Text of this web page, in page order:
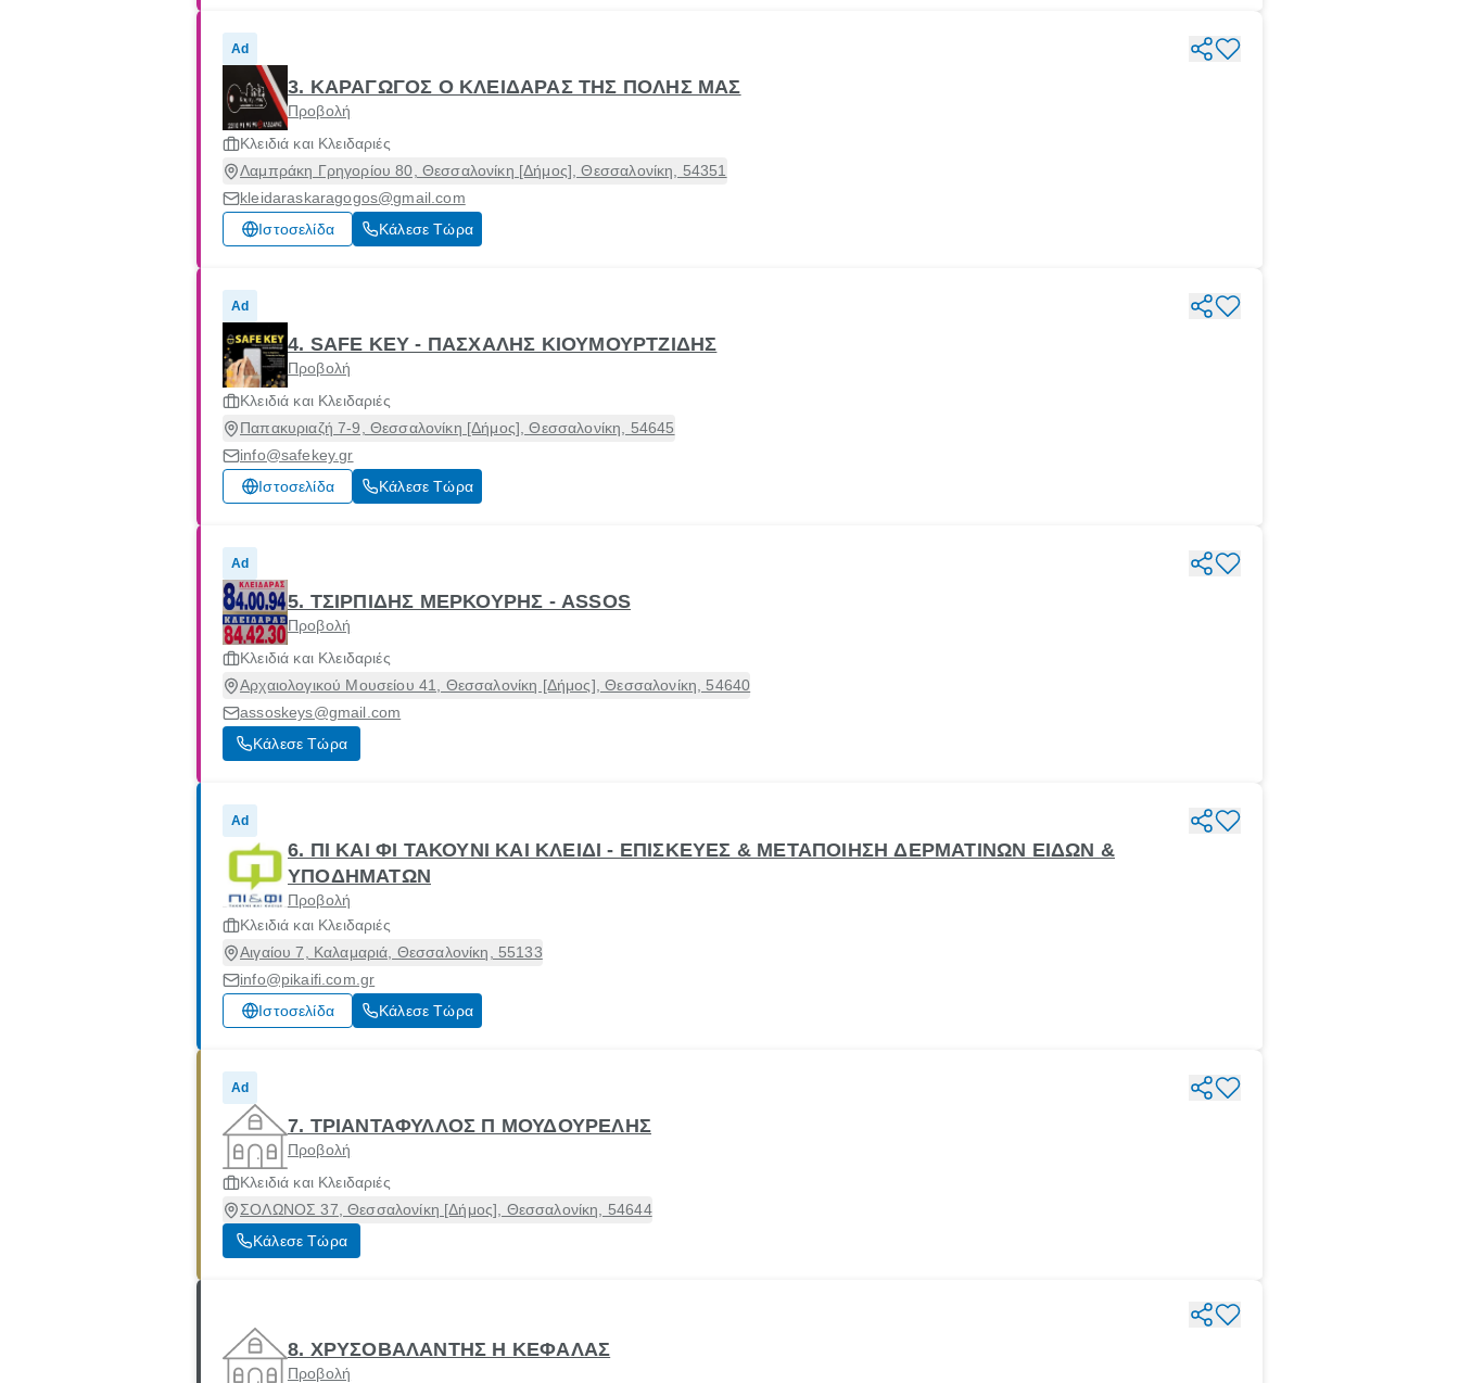
Ad
3. ΚΑΡΑΓΩΓΟΣ Ο ΚΛΕΙΔΑΡΑΣ ΤΗΣ ΠΟΛΗΣ ΜΑΣ
Προβολή
Κλειδιά και Κλειδαριές
Λαμπράκη Γρηγορίου 80, Θεσσαλονίκη [Δήμος], Θεσσαλονίκη, 54351
kleidaraskaragogos@gmail.com
Ιστοσελίδα
Κάλεσε Τώρα
Ad
4. SAFE KEY - ΠΑΣΧΑΛΗΣ ΚΙΟΥΜΟΥΡΤΖΙΔΗΣ
Προβολή
Κλειδιά και Κλειδαριές
Παπακυριαζή 7-9, Θεσσαλονίκη [Δήμος], Θεσσαλονίκη, 54645
info@safekey.gr
Ιστοσελίδα
Κάλεσε Τώρα
Ad
5. ΤΣΙΡΠΙΔΗΣ ΜΕΡΚΟΥΡΗΣ - ASSOS
Προβολή
Κλειδιά και Κλειδαριές
Αρχαιολογικού Μουσείου 41, Θεσσαλονίκη [Δήμος], Θεσσαλονίκη, 54640
assoskeys@gmail.com
Κάλεσε Τώρα
Ad
6. ΠΙ ΚΑΙ ΦΙ ΤΑΚΟΥΝΙ ΚΑΙ ΚΛΕΙΔΙ - ΕΠΙΣΚΕΥΕΣ & ΜΕΤΑΠΟΙΗΣΗ ΔΕΡΜΑΤΙΝΩΝ ΕΙΔΩΝ &
ΥΠΟΔΗΜΑΤΩΝ
Προβολή
Κλειδιά και Κλειδαριές
Αιγαίου 7, Καλαμαριά, Θεσσαλονίκη, 55133
info@pikaifi.com.gr
Ιστοσελίδα
Κάλεσε Τώρα
Ad
7. ΤΡΙΑΝΤΑΦΥΛΛΟΣ Π ΜΟΥΔΟΥΡΕΛΗΣ
Προβολή
Κλειδιά και Κλειδαριές
ΣΟΛΩΝΟΣ 37, Θεσσαλονίκη [Δήμος], Θεσσαλονίκη, 54644
Κάλεσε Τώρα
8. ΧΡΥΣΟΒΑΛΑΝΤΗΣ Η ΚΕΦΑΛΑΣ
Προβολή